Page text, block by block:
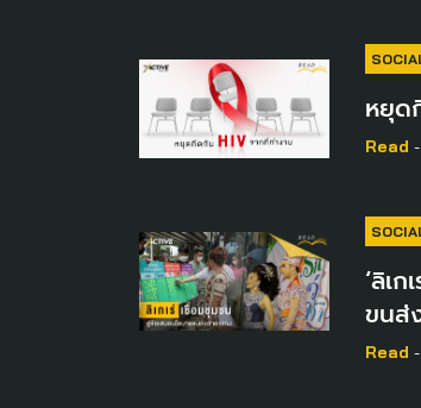
หยุด
Read
‘ลิเ
ขนส่
Read